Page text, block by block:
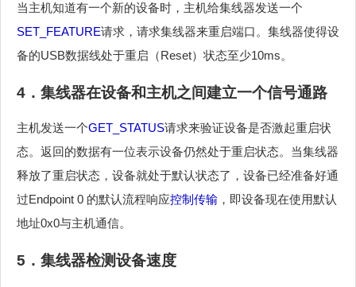
当主机知道有一个新的设备时，主机给集线器发送一个
SET_FEATURE请求，请求集线器来重启端口。集线器使得设
备的USB数据线处于重启（Reset）状态至少10ms。
4．集线器在设备和主机之间建立一个信号通路
主机发送一个GET_STATUS请求来验证设备是否激起重启状
态。返回的数据有一位表示设备仍然处于重启状态。当集线器
释放了重启状态，设备就处于默认状态了，设备已经准备好通
过Endpoint 0 的默认流程响应控制传输 ，即设备现在使用默认
地址0x0与主机通信。
5．集线器检测设备速度